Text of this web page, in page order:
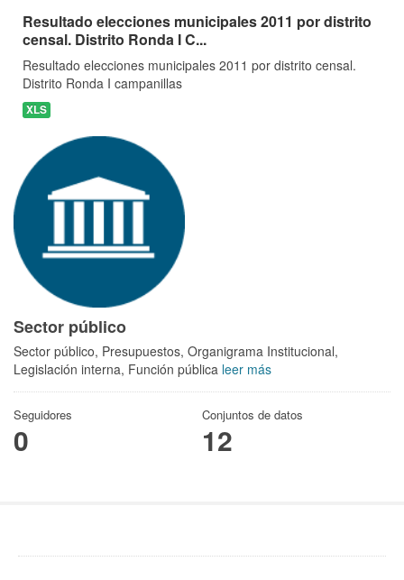
Resultado elecciones municipales 2011 por distrito
censal. Distrito Ronda I C...
Resultado elecciones municipales 2011 por distrito censal.
Distrito Ronda I campanillas
XLS
Sector público
Sector público, Presupuestos, Organigrama Institucional,
Legislación interna, Función pública leer más
Seguidores
0
Conjuntos de datos
12